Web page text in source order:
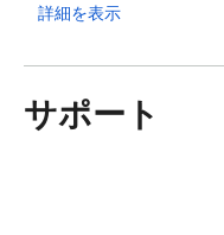
詳細を表示
サポート